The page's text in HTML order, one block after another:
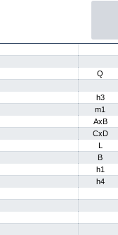
Q
h3
m1
AxB
CxD
L
B
h1
h4